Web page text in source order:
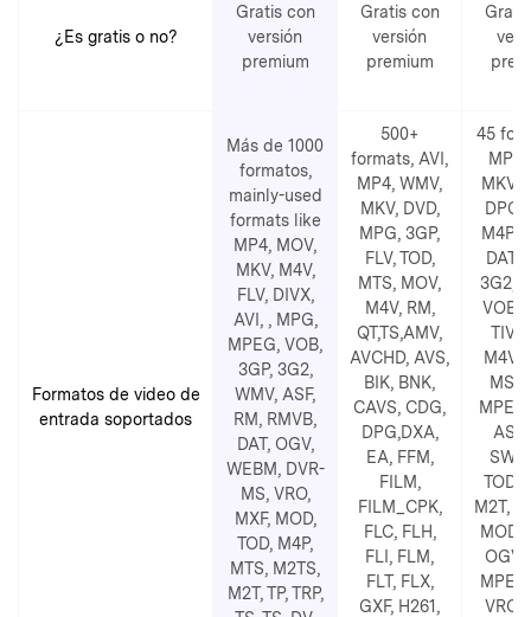
¿Es gratis o no?
Gratis con
versión
premium
Gratis con
versión
premium
Formatos de video de
entrada soportados
Más de 1000
formatos,
mainly-used
formats like
MP4, MOV,
MKV, M4V,
FLV, DIVX,
AVI, , MPG,
MPEG, VOB,
3GP, 3G2,
WMV, ASF,
RM, RMVB,
DAT, OGV,
WEBM, DVR-
MS, VRO,
MXF, MOD,
TOD, M4P,
MTS, M2TS,
M2T, TP, TRP,
500+
formats, AVI,
MP4, WMV,
MKV, DVD,
MPG, 3GP,
FLV, TOD,
MTS, MOV,
M4V, RM,
QT,TS,AMV,
AVCHD, AVS,
BIK, BNK,
CAVS, CDG,
DPG,DXA,
EA, FFM,
FILM,
FILM_CPK,
FLC, FLH,
FLI, FLM,
FLT, FLX,
GXF, H261,
45
MP4,
MKV,
DPG,
M4P,
DAT,
3G2,
VOB,
M4V,
MS,
ASF,
TOD,
M2T,
MOD,
OGV,
VRO,